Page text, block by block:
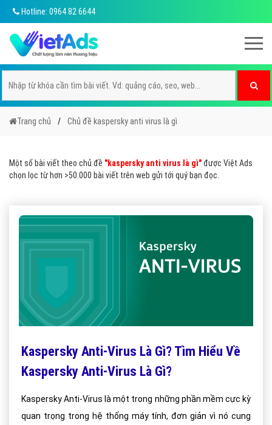
Hotline: 0964 82 6644
Trang chủ Chủ đề kaspersky anti virus là gì
Một số bài viết theo chủ đề "kaspersky anti virus là gì"được Việt Ads
chọn lọc từ hơn >50.000 bài viết trên web gửi tới quý bạn đọc.
Kaspersky Anti-Virus Là Gì? Tìm Hiểu Về
Kaspersky Anti-Virus Là Gì?
Kaspersky Anti-Virus là một trong những phần mềm cực kỳ
quan trọng trong hệ thống máy tính, đơn giản vì nó cung